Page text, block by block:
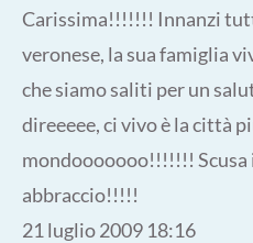
Carissima!!!!!!! Innanzi
veronese, la sua famiglia
che siamo saliti per un
direeeee, ci vivo è la città
mondooooooo!!!!!!! Scusa
abbraccio!!!!!
21 luglio 2009 18:16